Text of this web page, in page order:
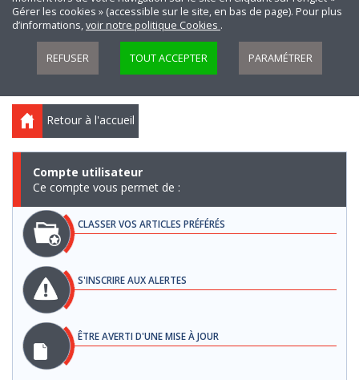
Gérer les cookies » (accessible sur le site, en bas de page). Pour plus
d’informations,voir notre politique Cookies .
REFUSER TOUT ACCEPTER PARAMÉTRER
Retour à l'accueil
Compte utilisateur
Ce compte vous permet de :
CLASSER VOS ARTICLES PRÉFÉRÉS
S'INSCRIRE AUX ALERTES
ÊTRE AVERTI D'UNE MISE À JOUR